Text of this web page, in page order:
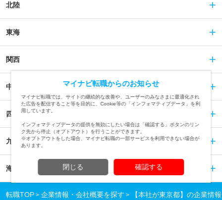
北陸
東海
関西
中国
四国
九州
海外
転職TOP 企業情報・会社概要を探す 【本社が東京都】の企業情
マイナビ転職からのお知らせ
マイナビ転職では、サイトの継続的な改善や、ユーザーのみなさまに最適化され
た広告を配信すること等を目的に、Cookie等の「インフォマティブデータ」を利
用しています。
インフォマティブデータの提供を無効にしたい場合は「確認する」ボタンのリン
ク先から停止（オプトアウト）を行うことができます。
※オプトアウトをした場合、マイナビ転職の一部サービスを利用できない場合が
あります。
閉じる 確認する